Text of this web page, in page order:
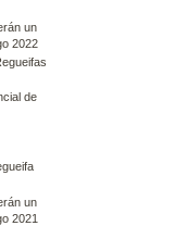
un
2022
de
un
2021